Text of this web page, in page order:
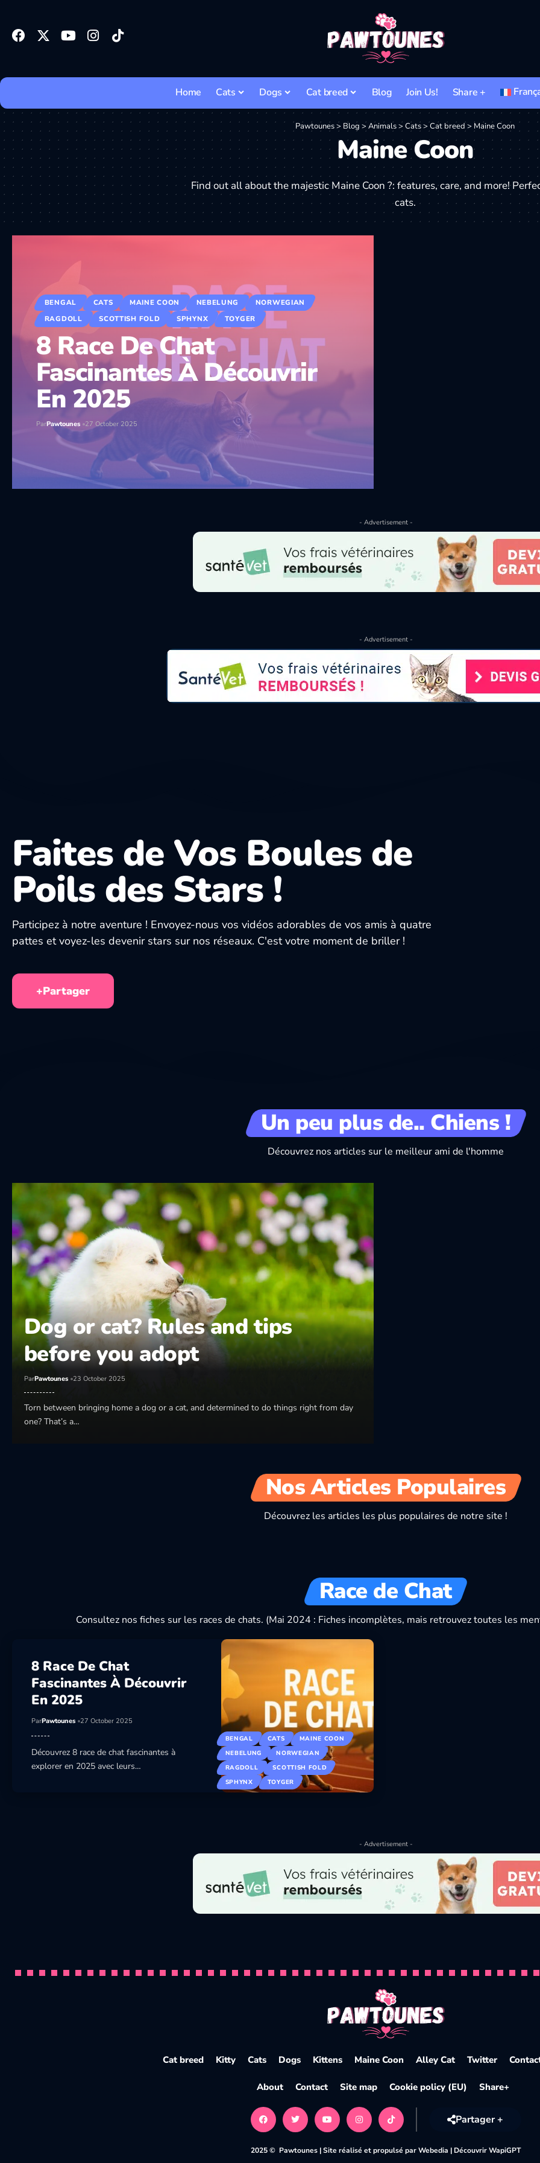
Home Cats Dogs Cat breed Blog Join Us! Share +
Pawtounes> Blog >Animals> Cats>Cat breed> Maine Coon
Maine Coon
Find out all about the majestic Maine Coon ?: features, care, and more!
cats.
BENGAL CATS MAINE COON NEBELUNG
NORWEGIAN
RAGDOLL
SCOTTISH FOLD SPHYNX TOYGER
8 Race De Chat
Fascinantes À Découvrir
En 2025
ParPawtounes 27 October 2025
- Advertisement -
- Advertisement -
Faites de Vos Boules de
Poils des Stars !
Participez à notre aventure ! Envoyez-nous vos vidéos adorables de vos amis à quatre
pattes et voyez-les devenir stars sur nos réseaux. C'est votre moment de briller !
+Partager
Un peu plus de.. Chiens !
Découvrez nos articles sur le meilleur ami de l'homme
Dog or cat? Rules and tips
before you adopt
ParPawtounes 23 October 2025
Torn between bringing home a dog or a cat, and determined to do things right from day
one? That’s a…
pair of golden…
Nos Articles Populaires
Découvrez les articles les plus populaires de notre site !
Pourquoi les chats pétrissent ? Signification et conseils
Race de Chat
Consultez nos fiches sur les races de chats. (Mai 2024 : Fiches incomplètes, mais retrouvez toutes les
BENGAL CATS
MAINE COON
NEBELUNG
NORWEGIAN
RAGDOLL
SCOTTISH FOLD
SPHYNX
TOYGER
8 Race De Chat
Fascinantes À Découvrir
En 2025
ParPawtounes 27 October 2025
Découvrez 8 race de chat fascinantes à
explorer en 2025 avec leurs…
Découvrez 8 race de chat fascinantes à explorer en 2025 avec leurs…
- Advertisement -
Cat breed Kitty Cats Dogs Kittens Maine Coon Alley Cat Twitter
About Contact Site map Cookie policy (EU) Share+
Partager +
2025 © Pawtounes |Site réalisé et propulsé par Webedia | Découvrir WapiGPT